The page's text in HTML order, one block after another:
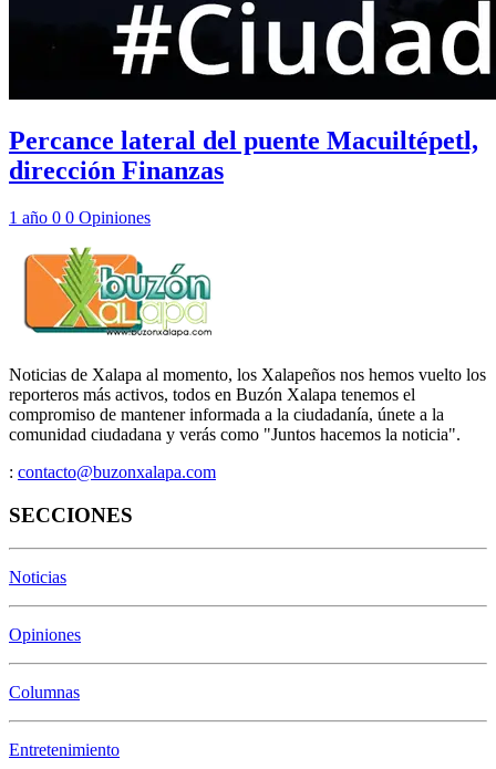
Percance lateral del puente Macuiltépetl,
dirección Finanzas
1 año 0 0 Opiniones
Noticias de Xalapa al momento, los Xalapeños nos hemos vuelto los
reporteros más activos, todos en Buzón Xalapa tenemos el
compromiso de mantener informada a la ciudadanía, únete a la
comunidad ciudadana y verás como "Juntos hacemos la noticia".
: contacto@buzonxalapa.com
SECCIONES
Noticias
Opiniones
Columnas
Entretenimiento